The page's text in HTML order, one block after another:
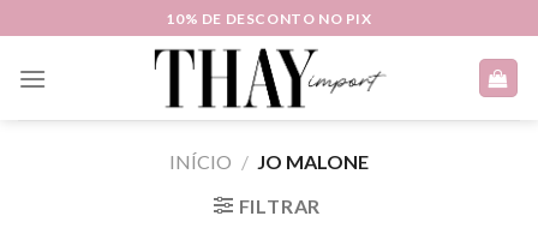
to
content
10% DE DESCONTO NO PIX
INÍCIO / JO MALONE
FILTRAR